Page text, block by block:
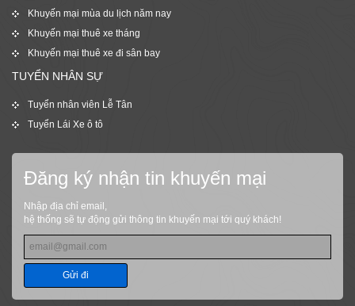
Khuyến mại mùa du lịch năm nay
Khuyến mại thuê xe tháng
Khuyến mại thuê xe đi sân bay
TUYỂN NHÂN SỰ
Tuyển nhân viên Lễ Tân
Tuyển Lái Xe ô tô
Đăng ký nhận tin khuyến mại
Nhập địa chỉ email,
hệ thống sẽ tự động gửi thông tin khuyến mại tới quý khách!
Gửi đi